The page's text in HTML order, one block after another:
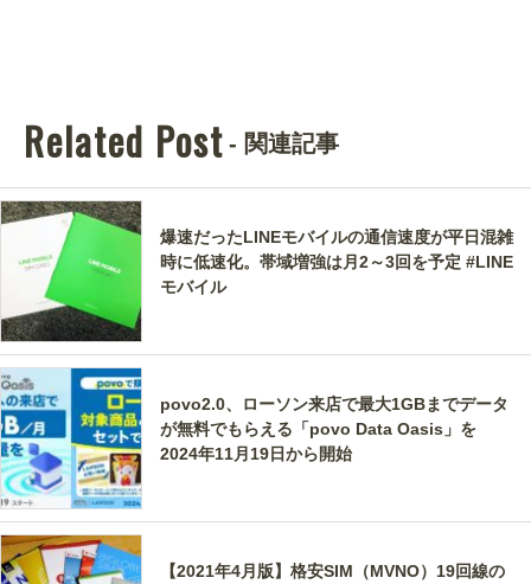
Related Post - 関連記事
爆速だったLINEモバイルの通信速度が平日混雑
時に低速化。帯域増強は月2～3回を予定 #LINE
モバイル
povo2.0、ローソン来店で最大1GBまでデータ
が無料でもらえる「povo Data Oasis」を
2024年11月19日から開始
【2021年4月版】格安SIM（MVNO）19回線の